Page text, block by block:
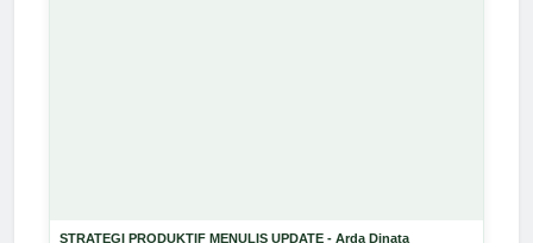
STRATEGI PRODUKTIF MENULIS UPDATE - Arda Dinata